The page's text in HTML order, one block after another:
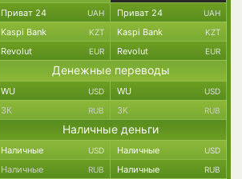
Приват 24 UAH Приват 24 UAH
Kaspi Bank KZT Kaspi Bank KZT
Revolut EUR Revolut EUR
Денежные переводы
WU USD WU USD
ЗК RUB ЗК RUB
Наличные деньги
Наличные USD Наличные USD
Наличные RUB Наличные RUB